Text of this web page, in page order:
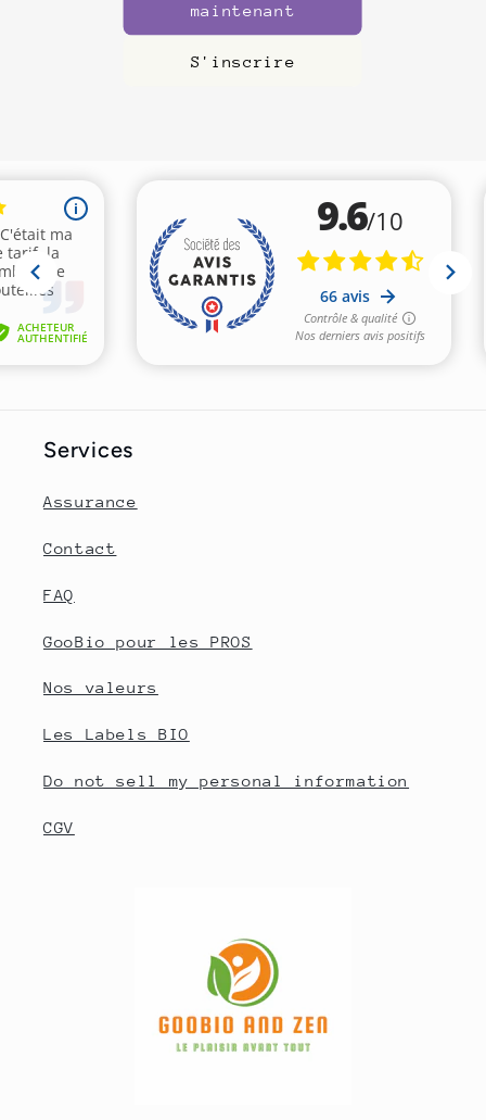
maintenant
S'inscrire
Services
Assurance
Contact
FAQ
GooBio pour les PROS
Nos valeurs
Les Labels BIO
Do not sell my personal information
CGV